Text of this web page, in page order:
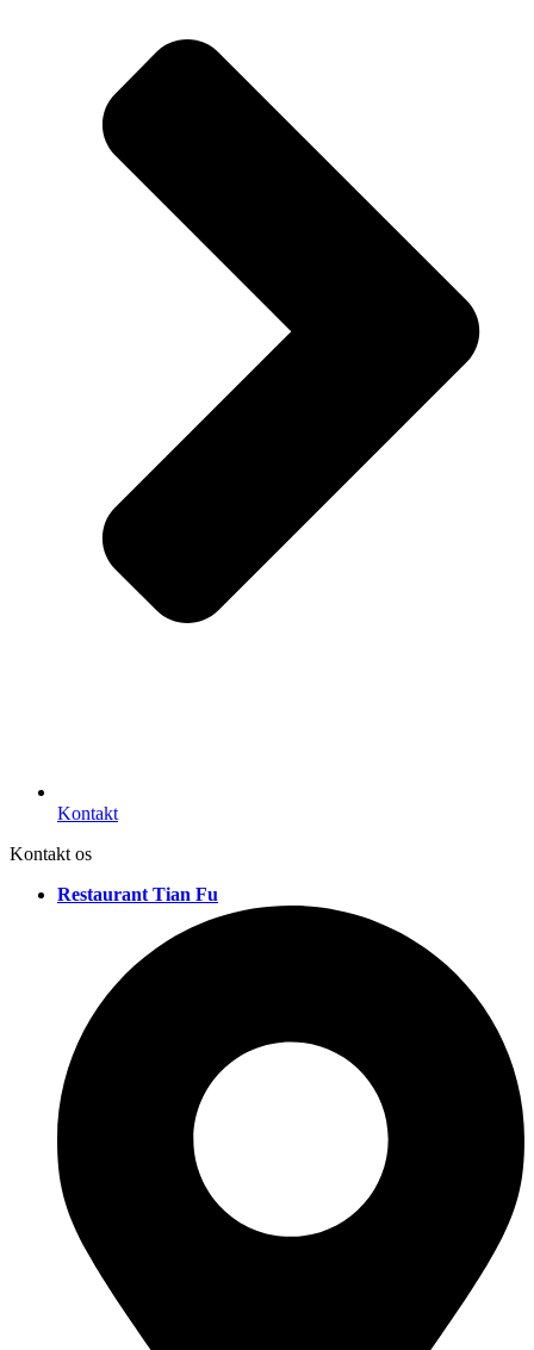
Kontakt
Kontakt os
Restaurant Tian Fu